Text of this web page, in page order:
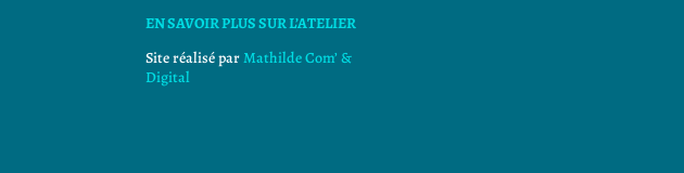
EN SAVOIR PLUS SUR L’ATELIER
Site réalisé parMathilde Com’ &
Digital